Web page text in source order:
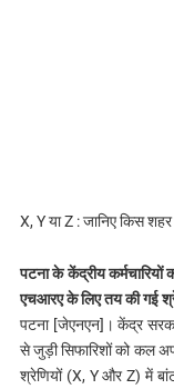
X, Y या Z : जानिए किस
पटना के केंद्रीय कर्मचारियों
एचआरए के लिए तय की गई
पटना [जेएनएन]। केंद्र
से जुड़ी सिफारिशों को कल
श्रेणियों (X, Y और Z) में